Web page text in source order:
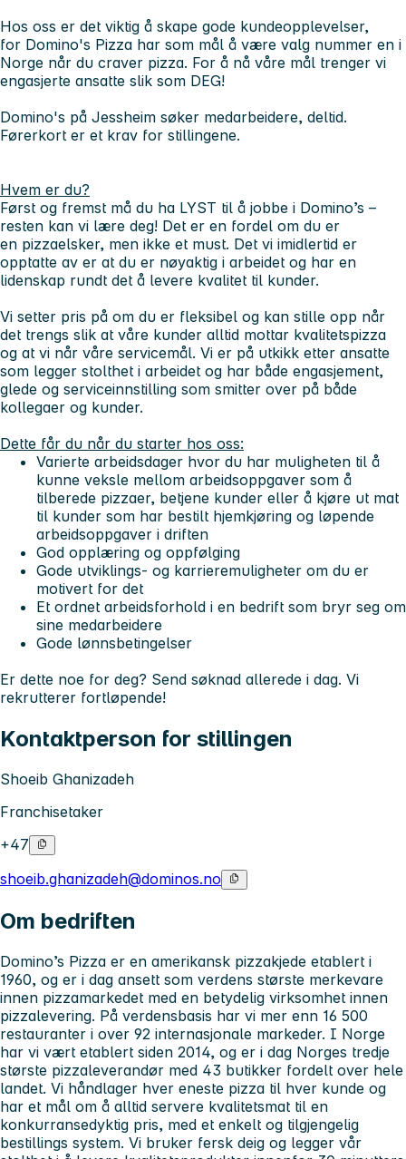
Hos oss er det viktig å skape gode kundeopplevelser,
for Domino's Pizza har som mål å være valg nummer en i
Norge når du craver pizza. For å nå våre mål trenger vi
engasjerte ansatte slik som DEG!
Domino's på Jessheim søker medarbeidere, deltid.
Førerkort er et krav for stillingene.
Hvem er du?
Først og fremst må du ha LYST til å jobbe i Domino’s –
resten kan vi lære deg! Det er en fordel om du er
en pizzaelsker, men ikke et must. Det vi imidlertid er
opptatte av er at du er nøyaktig i arbeidet og har en
lidenskap rundt det å levere kvalitet til kunder.
Vi setter pris på om du er fleksibel og kan stille opp når
det trengs slik at våre kunder alltid mottar kvalitetspizza
og at vi når våre servicemål. Vi er på utkikk etter ansatte
som legger stolthet i arbeidet og har både engasjement,
glede og serviceinnstilling som smitter over på både
kollegaer og kunder.
Dette får du når du starter hos oss:
Varierte arbeidsdager hvor du har muligheten til å
kunne veksle mellom arbeidsoppgaver som å
tilberede pizzaer, betjene kunder eller å kjøre ut mat
til kunder som har bestilt hjemkjøring og løpende
arbeidsoppgaver i driften
God opplæring og oppfølging
Gode utviklings- og karrieremuligheter om du er
motivert for det
Et ordnet arbeidsforhold i en bedrift som bryr seg om
sine medarbeidere
Gode lønnsbetingelser
Er dette noe for deg? Send søknad allerede i dag. Vi
rekrutterer fortløpende!
Kontaktperson for stillingen
Shoeib Ghanizadeh
Franchisetaker
+47
shoeib.ghanizadeh@dominos.no
Om bedriften
Domino’s Pizza er en amerikansk pizzakjede etablert i
1960, og er i dag ansett som verdens største merkevare
innen pizzamarkedet med en betydelig virksomhet innen
pizzalevering. På verdensbasis har vi mer enn 16 500
restauranter i over 92 internasjonale markeder. I Norge
har vi vært etablert siden 2014, og er i dag Norges tredje
største pizzaleverandør med 43 butikker fordelt over hele
landet. Vi håndlager hver eneste pizza til hver kunde og
har et mål om å alltid servere kvalitetsmat til en
konkurransedyktig pris, med et enkelt og tilgjengelig
bestillings system. Vi bruker fersk deig og legger vår